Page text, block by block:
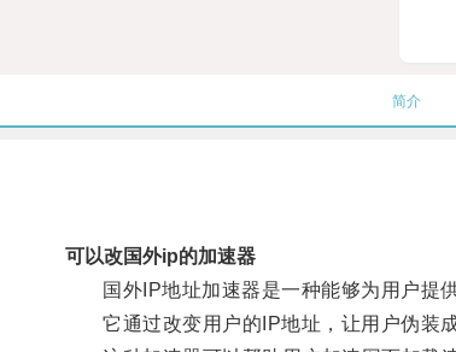
简介
可以改国外ip的加速器
国外IP地址加速器是一种能够为用户提供
它通过改变用户的IP地址，让用户伪装成